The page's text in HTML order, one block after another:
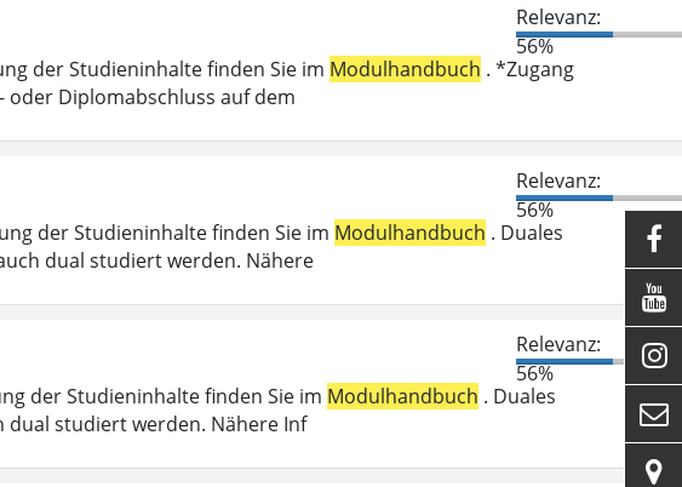
Relevanz:
56%
der Studieninhalte finden Sie im Modulhandbuch . *Zugang
oder Diplomabschluss auf dem
Relevanz:
56%
der Studieninhalte finden Sie im Modulhandbuch . Duales
dual studiert werden. Nähere
Relevanz:
56%
der Studieninhalte finden Sie im Modulhandbuch . Duales
dual studiert werden. Nähere Inf




